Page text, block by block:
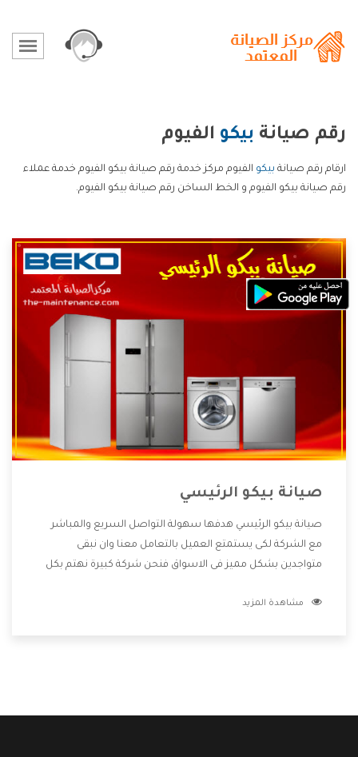
رقم صيانة بيكو الفيوم
ارقام رقم صيانة بيكو الفيوم مركز خدمة رقم صيانة بيكو الفيوم خدمة عملاء
رقم صيانة بيكو الفيوم و الخط الساخن رقم صيانة بيكو الفيوم.
صيانة بيكو الرئيسي
صيانة بيكو الرئيسي هدفها سهولة التواصل السريع والمباشر
مع الشركة لكى يستمتع العميل بالتعامل معنا وان نبقى
متواجدين بشكل مميز فى الاسواق فنحن شركة كبيرة نهتم بكل
الشركة بها والتى تكون منها خدمة الصيانة التى تكون من أهم
مشاهدة المزيد